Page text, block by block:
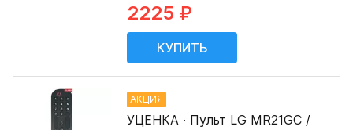
2225 ₽
АКЦИЯ
УЦЕНКА · Пульт LG MR21GC /